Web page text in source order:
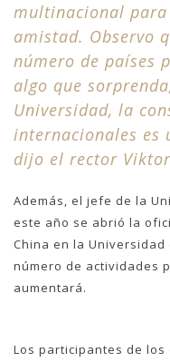
multinacional
amistad. Observo
número de países
algo que
Universidad, la
internacionales es
dijo el rector
Además, el jefe de la
este año se abrió la
China en la
número de actividades
aumentará.
Los participantes de